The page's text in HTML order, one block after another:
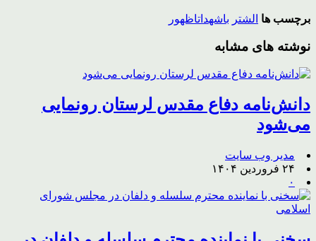
برچسب ها الشتر باشهداتاظهور
نوشته های مشابه
دانش‌نامه دفاع مقدس لرستان رونمایی
می‌شود
مدیر وب سایت
۲۴ فروردین ۱۴۰۴
۰